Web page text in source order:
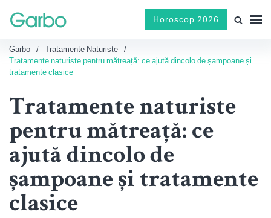
Horoscop 2026
Garbo
Tratamente Naturiste
Tratamente naturiste pentru mătreață: ce ajută dincolo de șampoane și
tratamente clasice
Tratamente naturiste
pentru mătreață: ce
ajută dincolo de
șampoane și tratamente
clasice